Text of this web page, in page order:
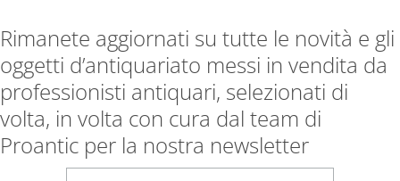
Rimanete aggiornati su tutte le novità e gli
oggetti d’antiquariato messi in vendita da
professionisti antiquari, selezionati di
volta, in volta con cura dal team di
Proantic per la nostra newsletter